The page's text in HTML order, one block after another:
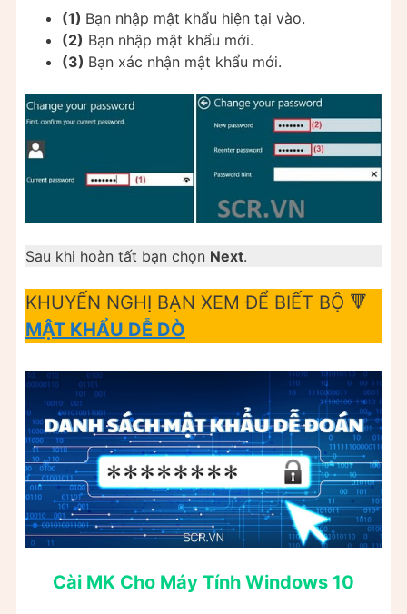
(1) Bạn nhập mật khẩu hiện tại vào.
(2) Bạn nhập mật khẩu mới.
(3) Bạn xác nhận mật khẩu mới.
Sau khi hoàn tất bạn chọn Next.
KHUYẾN NGHỊ BẠN XEM ĐỂ BIẾT BỘ 🔻
MẬT KHẨU DỄ DÒ
Cài MK Cho Máy Tính Windows 10